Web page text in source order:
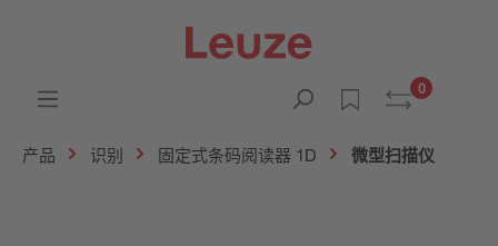
0
产品 识别 固定式条码阅读器 1D 微型扫描仪